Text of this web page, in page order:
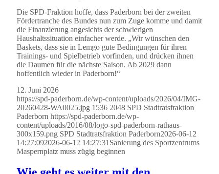
Die SPD-Fraktion hoffe, dass Paderborn bei der zweiten
Fördertranche des Bundes nun zum Zuge komme und damit
die Finanzierung angesichts der schwierigen
Haushaltssituation einfacher werde. „Wir wünschen den
Baskets, dass sie in Lemgo gute Bedingungen für ihren
Trainings- und Spielbetrieb vorfinden, und drücken ihnen
die Daumen für die nächste Saison. Ab 2029 dann
hoffentlich wieder in Paderborn!“
12. Juni 2026
https://spd-paderborn.de/wp-content/uploads/2026/04/IMG-
20260428-WA0025.jpg 1536 2048 SPD Stadtratsfraktion
Paderborn https://spd-paderborn.de/wp-
content/uploads/2016/08/logo-spd-paderborn-rathaus-
300x159.png SPD Stadtratsfraktion Paderborn2026-06-12
14:27:092026-06-12 14:27:31 Sanierung des Sportzentrums
Maspernplatz muss zügig beginnen